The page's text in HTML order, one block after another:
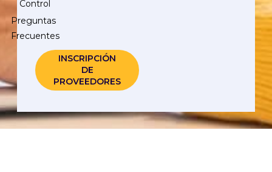
Control
Preguntas
Frecuentes
INSCRIPCIÓN
DE
PROVEEDORES